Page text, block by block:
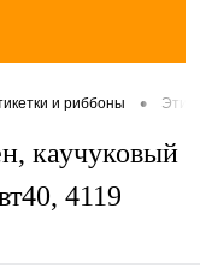
и риббоны •
каучуковый
4119